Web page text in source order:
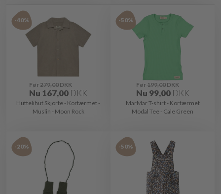
-40%
Før279,00DKK
Nu 167,00 DKK
Huttelihut Skjorte - Kortærmet -
Muslin - Moon Rock
-50%
Før199,00DKK
Nu 99,00 DKK
MarMar T-shirt - Kortærmet
Modal Tee - Cale Green
-20% -50%